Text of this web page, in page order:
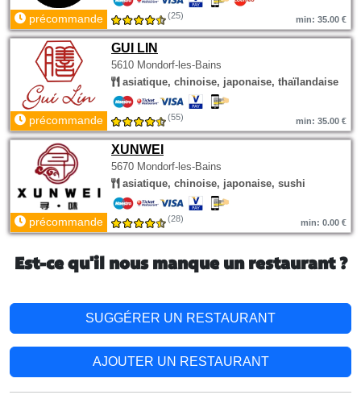
précommande (25) min: 35.00 €
GUI LIN
5610 Mondorf-les-Bains
asiatique, chinoise, japonaise, thaïlandaise
précommande (55) min: 35.00 €
XUNWEI
5670 Mondorf-les-Bains
asiatique, chinoise, japonaise, sushi
précommande (28) min: 0.00 €
Est-ce qu'il nous manque un restaurant ?
SUGGÉRER UN RESTAURANT
AJOUTER UN RESTAURANT